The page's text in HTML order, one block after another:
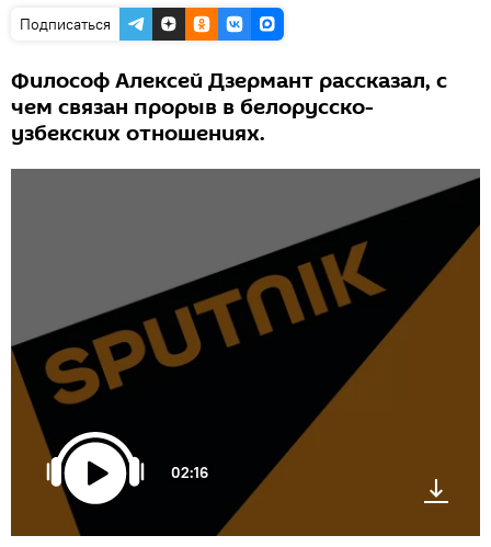
Подписаться
Философ Алексей Дзермант рассказал, с
чем связан прорыв в белорусско-
узбекских отношениях.
02:16